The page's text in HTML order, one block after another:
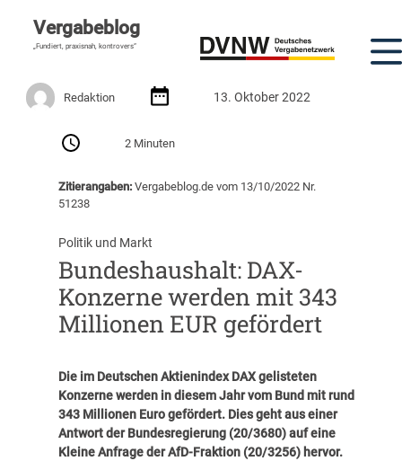
Vergabeblog
„Fundiert, praxisnah, kontrovers“
Redaktion 13. Oktober 2022
2 Minuten
Zitierangaben:Vergabeblog.de vom 13/10/2022 Nr.
51238
Politik und Markt
Bundeshaushalt: DAX-
Konzerne werden mit 343
Millionen EUR gefördert
Die im Deutschen Aktienindex DAX gelisteten
Konzerne werden in diesem Jahr vom Bund mit rund
343 Millionen Euro gefördert. Dies geht aus einer
Antwort der Bundesregierung (20/3680) auf eine
Kleine Anfrage der AfD-Fraktion (20/3256) hervor.